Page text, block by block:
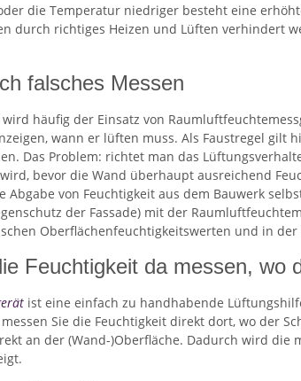
die Temperatur niedriger besteht eine
durch richtiges Heizen und Lüften verhindert
falsches Messen
häufig der Einsatz von
wann er lüften muss. Als Faustregel
Das Problem: richtet man das
bevor die Wand überhaupt ausreichend
von Feuchtigkeit aus dem Bauwerk
der Fassade) mit der
Oberflächenfeuchtigkeitswerten und in
Feuchtigkeit da messen, wo
ist eine einfach zu handhabende
messen Sie die Feuchtigkeit direkt dort, wo der
an der (Wand-)Oberfläche. Dadurch wird